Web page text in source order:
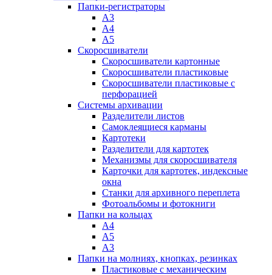
Папки-регистраторы
А3
А4
А5
Скоросшиватели
Скоросшиватели картонные
Скоросшиватели пластиковые
Скоросшиватели пластиковые с
перфорацией
Системы архивации
Разделители листов
Самоклеящиеся карманы
Картотеки
Разделители для картотек
Механизмы для скоросшивателя
Карточки для картотек, индексные
окна
Станки для архивного переплета
Фотоальбомы и фотокниги
Папки на кольцах
А4
А5
А3
Папки на молниях, кнопках, резинках
Пластиковые с механическим